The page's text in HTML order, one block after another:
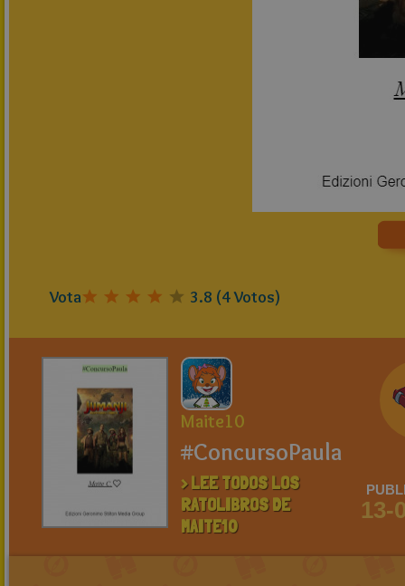
Vota 3.8 (4Votos)
Maite10
#ConcursoPaula
> LEE TODOS LOS
RATOLIBROS DE
MAITE10
13-